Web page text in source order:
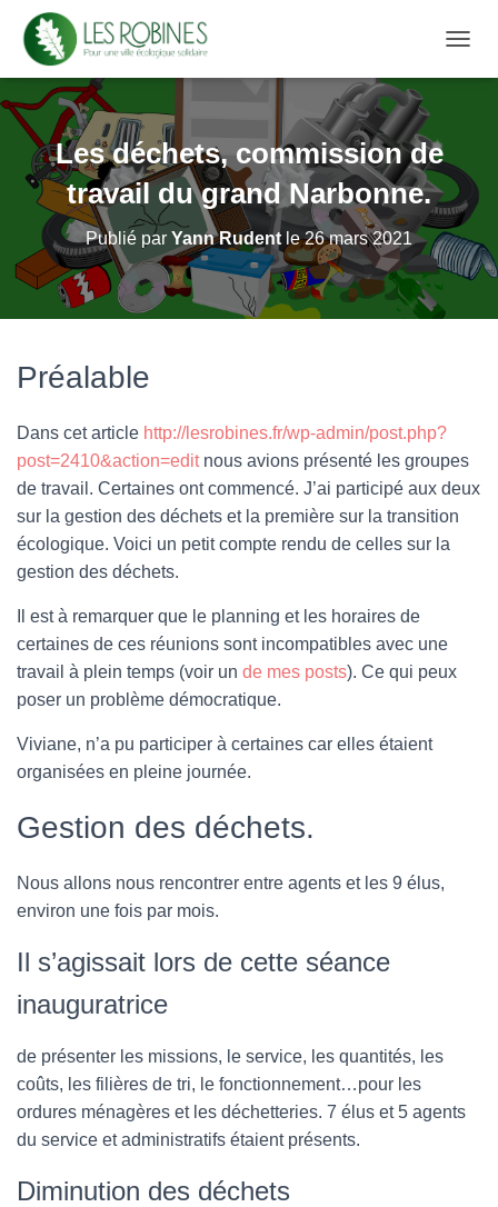
É
R
L
A
N
A
Les déchets, commission de
travail du grand Narbonne.
Publié par Yann Rudent le26 mars 2021
Préalable
Dans cet article http://lesrobines.fr/wp-admin/post.php?
post=2410&action=editnous avions présenté les groupes
de travail. Certaines ont commencé. J’ai participé aux deux
sur la gestion des déchets et la première sur la transition
écologique. Voici un petit compte rendu de celles sur la
gestion des déchets.
Il est à remarquer que le planning et les horaires de
certaines de ces réunions sont incompatibles avec une
travail à plein temps (voir un de mes posts). Ce qui peux
poser un problème démocratique.
Viviane, n’a pu participer à certaines car elles étaient
organisées en pleine journée.
Gestion des déchets.
Nous allons nous rencontrer entre agents et les 9 élus,
environ une fois par mois.
Il s’agissait lors de cette séance
inauguratrice
de présenter les missions, le service, les quantités, les
coûts, les filières de tri, le fonctionnement…pour les
ordures ménagères et les déchetteries. 7 élus et 5 agents
du service et administratifs étaient présents.
Diminution des déchets